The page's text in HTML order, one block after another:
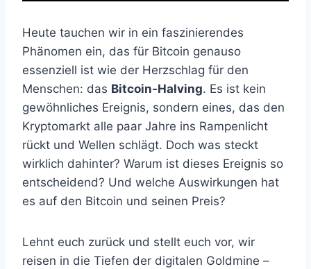
Heute tauchen wir in ein faszinierendes
Phänomen ein, das für Bitcoin genauso
essenziell ist wie der Herzschlag für den
Menschen: das Bitcoin-Halving. Es ist kein
gewöhnliches Ereignis, sondern eines, das den
Kryptomarkt alle paar Jahre ins Rampenlicht
rückt und Wellen schlägt. Doch was steckt
wirklich dahinter? Warum ist dieses Ereignis so
entscheidend? Und welche Auswirkungen hat
es auf den Bitcoin und seinen Preis?
Lehnt euch zurück und stellt euch vor, wir
reisen in die Tiefen der digitalen Goldmine –